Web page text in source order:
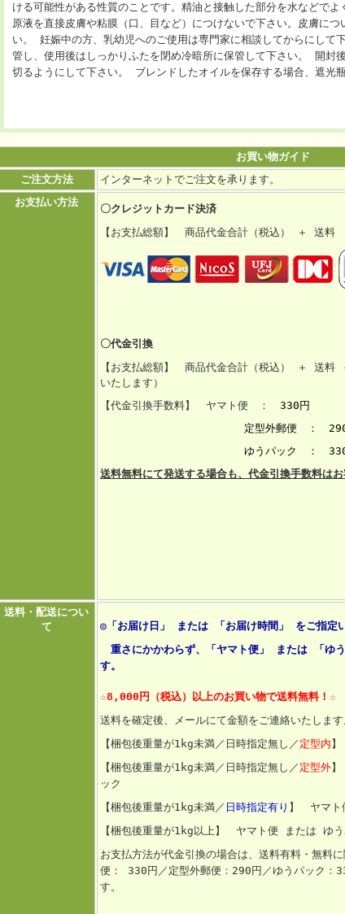
ける可能性がある性質のことです。精油と接触した部分を水などでよ
原液を直接皮膚や粘膜（口、目など）につけないで下さい。皮膚につ
い。 妊娠中の方、乳幼児へのご使用は専門家に相談してからにして
管し、使用後はしっかりふたを閉め冷暗所に保管して下さい。 開封
切るようにして下さい。 ブレンドしたオイルを保存する場合、遮光
お買い物ガイド
ご注文方法
インターネットでご注文を承ります。
お支払い方法
〇クレジットカード決済
【お支払総額】 商品代金合計（税込） ＋ 送料
〇代金引換
【お支払総額】 商品代金合計（税込） ＋ 送料
いたします）
【代金引換手数料】 ヤマト便 ： 330円
定型外郵便 ： 290
ゆうパック ： 330
送料無料にて発送する場合も、代金引換手数料は
送料・配送につい
て
◎「お届け日」 または 「お届け時間」 をご指定
重さにかかわらず、「ヤマト便」 または 「ゆ
す。
☆8,000円（税込）以上のお買い物で送料無料！☆
送料を確定後、メールにて金額をご連絡いたします
【梱包後重量が1kg未満／日時指定無し／ 定型内
【梱包後重量が1kg未満／日時指定無し／ 定型外
ック
【梱包後重量が1kg未満／ 日時指定有り 】 ヤマト
【梱包後重量が1kg以上】 ヤマト便 または ゆう
お支払方法が代金引換の場合は、送料有料・無料
便： 330円／定型外郵便：290円／ゆうパック：
す。